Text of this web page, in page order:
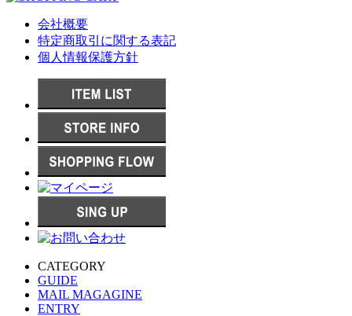
会社概要
特定商取引に関する表記
個人情報保護方針
CATEGORY
GUIDE
MAIL MAGAGINE
ENTRY